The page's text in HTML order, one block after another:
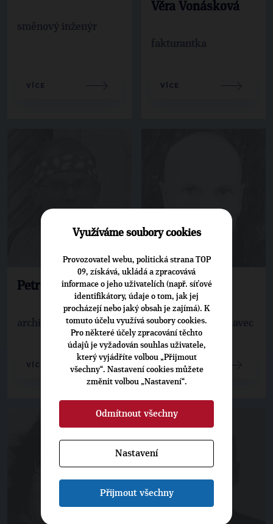
směnový inženýr
VÍCE
Věra Vonásková
fakturantka
VÍCE
Petr Bašta
architekt, projektant
VÍCE
Darek Dupal
architekt, mořeplavec
VÍCE
Využíváme soubory cookies
Provozovatel webu, politická strana TOP
09, získává, ukládá a zpracovává
informace o jeho uživatelích (např. síťové
identifikátory, údaje o tom, jak jej
procházejí nebo jaký obsah je zajímá). K
tomuto účelu využívá soubory cookies.
Pro některé účely zpracování těchto
údajů je vyžadován souhlas uživatele,
který vyjádříte volbou „Přijmout
všechny“. Nastavení cookies můžete
změnit volbou „Nastavení“.
Odmítnout všechny
Nastavení
Přijmout všechny